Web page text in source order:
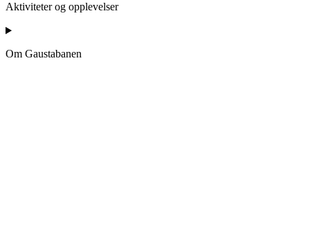
Aktiviteter og opplevelser
Om Gaustabanen